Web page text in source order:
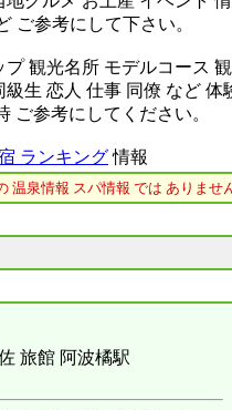
ご参考にして下さい。
観光名所 モデルコース
生 恋人 仕事 同僚 など 体
ご参考にしてください。
ランキング情報
温泉情報 スパ情報 では ありませ
旅館 阿波橘駅